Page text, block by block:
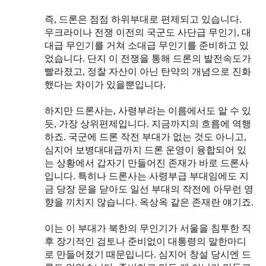
즉, 드론은 점점 하위부대로 편제되고 있습니다.
우크라이나 전쟁 이전의 국군도 사단급 무인기, 대
대급 무인기를 거쳐 소대급 무인기를 준비하고 있
었습니다. 단지 이 전쟁을 통해 드론의 발전속도가
빨라졌고, 정찰 자산이 아닌 탄약의 개념으로 진화
했다는 차이가 있을뿐입니다.
하지만 드론사는, 사령부라는 이름에서도 알 수 있
듯, 가장 상위편제입니다. 지금까지의 흐름에 역행
하죠. 국군에 드론 작전 부대가 없는 것도 아니고,
심지어 보병대대급까지 드론 운영이 융합되어 있
는 상황에서 갑자기 만들어진 존재가 바로 드론사
입니다. 특히나 드론사는 사령부급 부대임에도 지
금 당장 문을 닫아도 일선 부대의 작전에 아무런 영
향을 끼치지 않습니다. 옥상옥 같은 존재란 얘기죠.
이는 이 부대가 북한의 무인기가 서울을 침투한 직
후 장기적인 검토나 준비없이 대통령의 말한마디
로 만들어졌기 때문입니다. 심지어 창설 당시엔 드